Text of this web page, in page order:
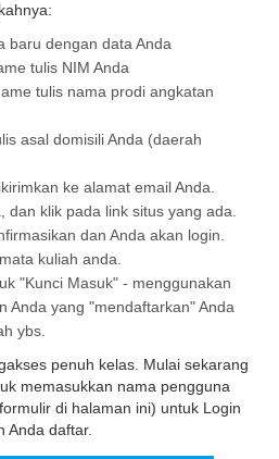
baru dengan data Anda
tulis NIM Anda
tulis nama prodi angkatan
asal domisili Anda (daerah
ke alamat email Anda.
dan klik pada link situs yang ada.
dan Anda akan login.
kuliah anda.
"Kunci Masuk" - menggunakan
Anda yang "mendaftarkan" Anda
ybs.
penuh kelas. Mulai sekarang
memasukkan nama pengguna
di halaman ini) untuk Login
Anda daftar.